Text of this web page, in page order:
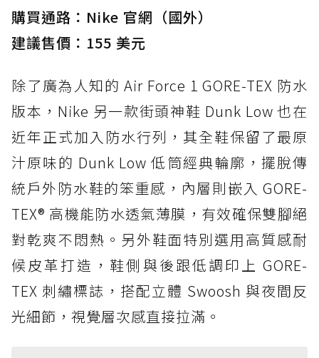
購買通路：Nike 官網（國外）
建議售價：155 美元
除了廣為人知的 Air Force 1 GORE-TEX 防水
版本，Nike 另一款街頭神鞋 Dunk Low 也在
近年正式加入防水行列，其全鞋保留了最原
汁原味的 Dunk Low 低筒經典輪廓，擺脫傳
統戶外防水鞋的笨重感，內層則嵌入 GORE-
TEX® 高機能防水透氣薄膜，有效確保雙腳絕
對乾爽不悶熱。另外鞋面特別選用高質感耐
候皮革打造，鞋側與後跟低調印上 GORE-
TEX 刺繡標誌，搭配立體 Swoosh 與夜間反
光細節，視覺層次感直接拉滿。